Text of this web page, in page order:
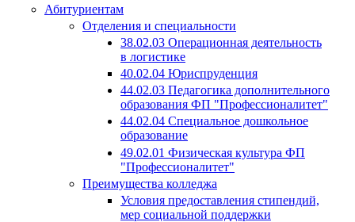
Абитуриентам
Отделения и специальности
38.02.03 Операционная деятельность
в логистике
40.02.04 Юриспруденция
44.02.03 Педагогика дополнительного
образования ФП "Профессионалитет"
44.02.04 Специальное дошкольное
образование
49.02.01 Физическая культура ФП
"Профессионалитет"
Преимущества колледжа
Условия предоставления стипендий,
мер социальной поддержки